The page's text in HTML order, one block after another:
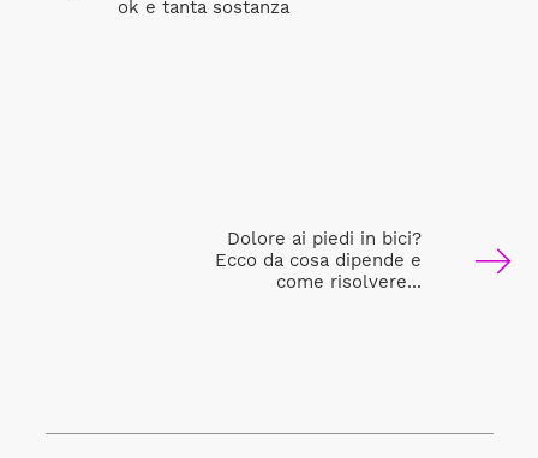
ok e tanta sostanza
Dolore ai piedi in bici?
Ecco da cosa dipende e
come risolvere...